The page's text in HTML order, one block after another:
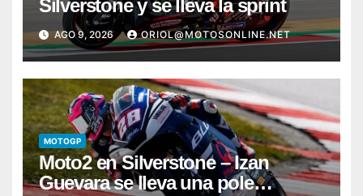
Silverstone y se lleva la sprint
AGO 9, 2026 ORIOL@MOTOSONLINE.NET
MOTOGP
Moto2 en Silverstone – Izan
Guevara se lleva una pole